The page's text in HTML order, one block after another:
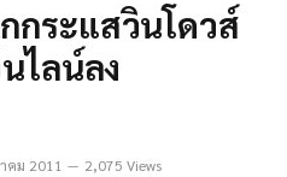
กระแสวินโดวส์
ไลน์ลง
คม 2011 2,075 Views